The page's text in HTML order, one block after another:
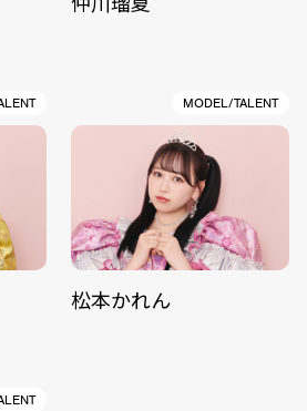
MODEL/TALENT
松本かれん